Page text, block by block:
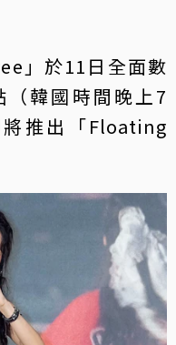
」於11日全面數
（韓國時間晚上7
推出「Floating